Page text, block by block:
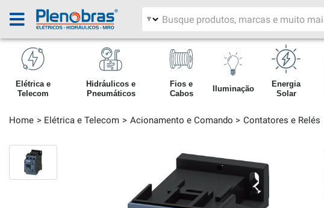
Filtrar por área
Pesquisar produtos
Elétrica e
Telecom
Hidráulicos e
Pneumáticos
Fios e
Cabos
Iluminação
Energia
Solar
Home Elétrica e Telecom Acionamento e Comando Contatores e Relés